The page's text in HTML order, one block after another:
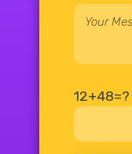
12+48=?